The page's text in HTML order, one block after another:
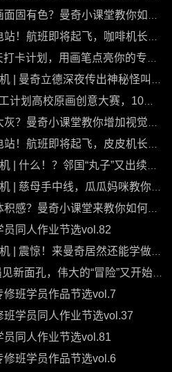
小课堂教你如何用黑白信息的压缩统一画面！
起飞，咖啡机长带你用道具强化角色气质！
划，用画笔点亮你的专属职事录！
夜传出神秘怪叫，竟是73老师的宠溺“饭撒”！
原画创意大赛，10万特等奖等你拿！
小课堂教你增加视觉中心色彩对比！
即将起飞，皮皮机长带你丰富细节量~
续集，阿飞老师的“流氓”公主堂堂登场，这个CP你嗑不嗑？
线，瓜瓜妈咪教你如何给宝宝缝新衣( σ'ω')σ
奇小课堂来教你如何塑造光影二分~！
员同人作业节选vol.82
居然还能学做菜？泥泥公主教你怎么手搓丸子√
面孔，伟大的“冒险”又开始了！
修班学员作品节选vol.7
班学员同人作业节选vol.37
员同人作业节选vol.81
修班学员作品节选vol.6